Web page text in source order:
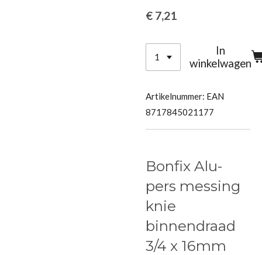
€ 7,21
In
winkelwagen
Artikelnummer: EAN
8717845021177
Bonfix Alu-
pers messing
knie
binnendraad
3/4 x 16mm